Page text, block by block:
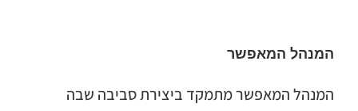
המנהל המאפשר
המנהל המאפשר מתמקד ביצירת סביבה שבה